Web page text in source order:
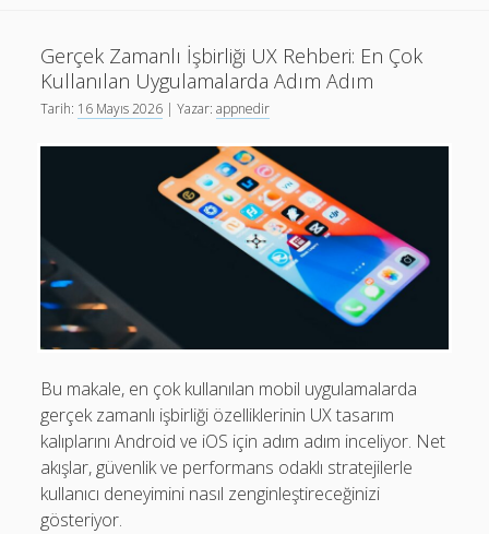
Eğitim
Rehberi
Gerçek Zamanlı İşbirliği UX Rehberi: En Çok
Kullanılan Uygulamalarda Adım Adım
Tarih: 16 Mayıs 2026 | Yazar:appnedir
Bu makale, en çok kullanılan mobil uygulamalarda
gerçek zamanlı işbirliği özelliklerinin UX tasarım
kalıplarını Android ve iOS için adım adım inceliyor. Net
akışlar, güvenlik ve performans odaklı stratejilerle
kullanıcı deneyimini nasıl zenginleştireceğinizi
gösteriyor.